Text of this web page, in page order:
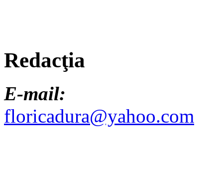
Redacţia
E-mail:
floricadura@yahoo.com